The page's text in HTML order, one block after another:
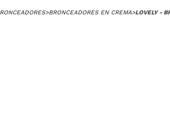
>BRONCEADORES EN CREMA>LOVELY -